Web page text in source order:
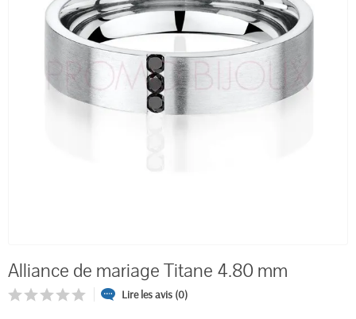
Alliance de mariage Titane 4.80 mm
Lire les avis (0)